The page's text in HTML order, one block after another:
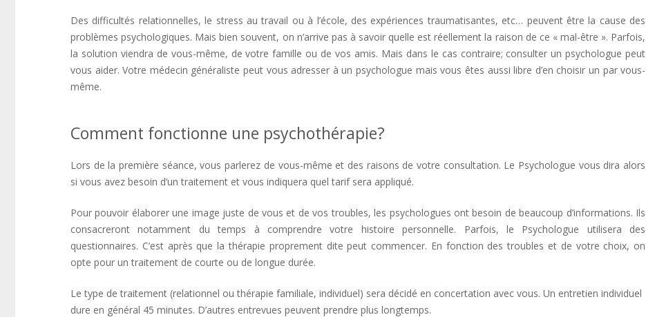
Des difficultés relationnelles, le stress au travail ou à l’école, des expériences traumatisantes, etc… peuvent être la cause des
problèmes psychologiques. Mais bien souvent, on n’arrive pas à savoir quelle est réellement la raison de ce « mal-être ». Parfois,
la solution viendra de vous-même, de votre famille ou de vos amis. Mais dans le cas contraire; consulter un psychologue peut
vous aider. Votre médecin généraliste peut vous adresser à un psychologue mais vous êtes aussi libre d’en choisir un par vous-
même.
Comment fonctionne une psychothérapie?
Lors de la première séance, vous parlerez de vous-même et des raisons de votre consultation. Le Psychologue vous dira alors
si vous avez besoin d’un traitement et vous indiquera quel tarif sera appliqué.
Pour pouvoir élaborer une image juste de vous et de vos troubles, les psychologues ont besoin de beaucoup d’informations. Ils
consacreront notamment du temps à comprendre votre histoire personnelle. Parfois, le Psychologue utilisera des
questionnaires. C’est après que la thérapie proprement dite peut commencer. En fonction des troubles et de votre choix, on
opte pour un traitement de courte ou de longue durée.
Le type de traitement (relationnel ou thérapie familiale, individuel) sera décidé en concertation avec vous. Un entretien individuel
dure en général 45 minutes. D’autres entrevues peuvent prendre plus longtemps.